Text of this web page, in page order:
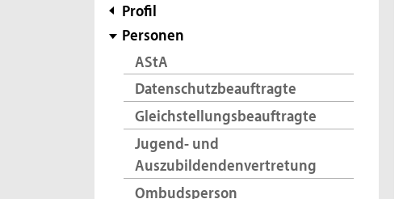
Subnavigation
Profil
Personen
AStA
Datenschutzbeauftragte
Gleichstellungsbeauftragte
Jugend- und
Auszubildendenvertretung
Ombudsperson